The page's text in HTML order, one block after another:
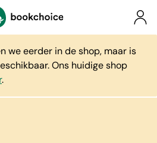
we eerder in de shop, maar is
Ons huidige shop
.